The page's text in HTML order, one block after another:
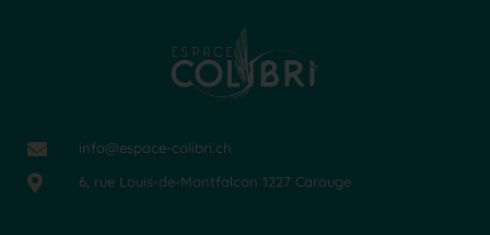
info@espace-colibri.ch
6, rue Louis-de-Montfalcon 1227 Carouge